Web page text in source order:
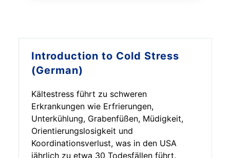
Introduction to Cold Stress
(German)
Kältestress führt zu schweren
Erkrankungen wie Erfrierungen,
Unterkühlung, Grabenfüßen, Müdigkeit,
Orientierungslosigkeit und
Koordinationsverlust, was in den USA
jährlich zu etwa 30 Todesfällen führt.